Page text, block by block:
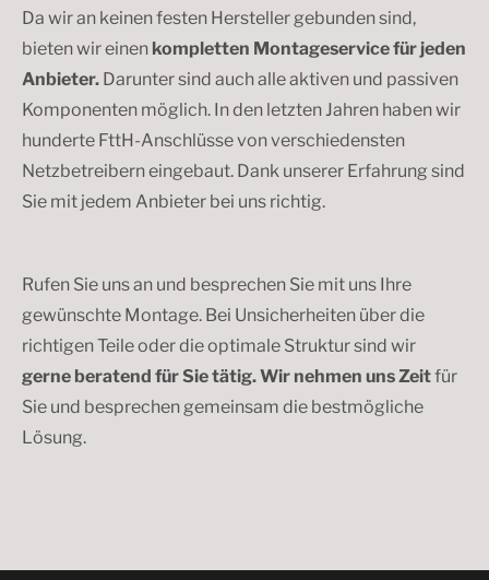
Da wir an keinen festen Hersteller gebunden sind,
bieten wir einen kompletten Montageservice für jeden
Anbieter. Darunter sind auch alle aktiven und passiven
Komponenten möglich. In den letzten Jahren haben wir
hunderte FttH-Anschlüsse von verschiedensten
Netzbetreibern eingebaut. Dank unserer Erfahrung sind
Sie mit jedem Anbieter bei uns richtig.
Rufen Sie uns an und besprechen Sie mit uns Ihre
gewünschte Montage. Bei Unsicherheiten über die
richtigen Teile oder die optimale Struktur sind wir
gerne beratend für Sie tätig. Wir nehmen uns Zeitfür
Sie und besprechen gemeinsam die bestmögliche
Lösung.